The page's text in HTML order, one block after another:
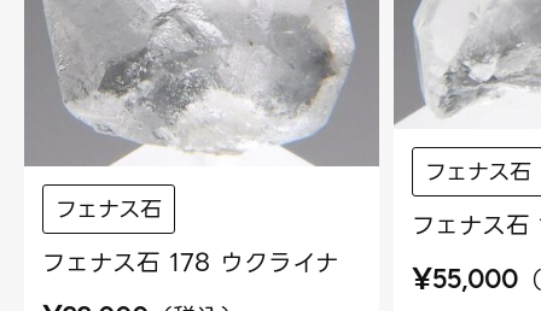
フェナス石
フェナス石 178 ウクライナ
フェナス石
フェナス
¥55,000 （